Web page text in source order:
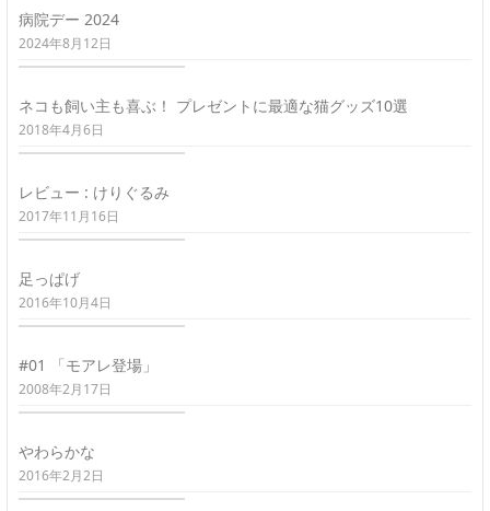
病院デー 2024
2024年8月12日
ネコも飼い主も喜ぶ！ プレゼントに最適な猫グッズ10選
2018年4月6日
レビュー : けりぐるみ
2017年11月16日
足っぱげ
2016年10月4日
#01 「モアレ登場」
2008年2月17日
やわらかな
2016年2月2日